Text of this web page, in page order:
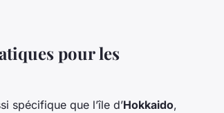
pour les
spécifique que l’île d’Hokkaido,